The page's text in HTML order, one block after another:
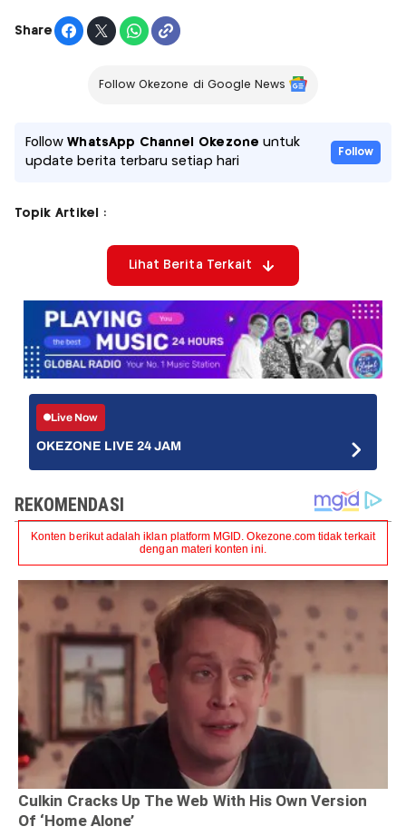
Share
Follow Okezone di Google News
FollowWhatsApp Channel Okezone untuk
update berita terbaru setiap hari
Follow
Topik Artikel :
Lihat Berita Terkait
Live Now
OKEZONE LIVE 24 JAM